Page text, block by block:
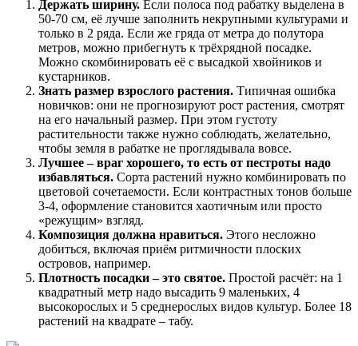
Держать ширину. Если полоса под рабатку выделена в
50-70 см, её лучше заполнить некрупными культурами и
только в 2 ряда. Если же гряда от метра до полутора
метров, можно прибегнуть к трёхрядной посадке.
Можно скомбинировать её с высадкой хвойников и
кустарников.
Знать размер взрослого растения. Типичная ошибка
новичков: они не прогнозируют рост растения, смотрят
на его начальный размер. При этом густоту
растительности также нужно соблюдать, желательно,
чтобы земля в рабатке не проглядывала вовсе.
Лучшее – враг хорошего, то есть от пестроты надо
избавляться. Сорта растений нужно комбинировать по
цветовой сочетаемости. Если контрастных тонов больше
3-4, оформление становится хаотичным или просто
«режущим» взгляд.
Композиция должна нравиться. Этого несложно
добиться, включая приём ритмичности плоских
островов, например.
Плотность посадки – это святое. Простой расчёт: на 1
квадратный метр надо высадить 9 маленьких, 4
высокорослых и 5 среднерослых видов культур. Более 18
растений на квадрате – табу.